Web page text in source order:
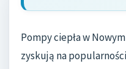
Pompy ciepła w
zyskują na